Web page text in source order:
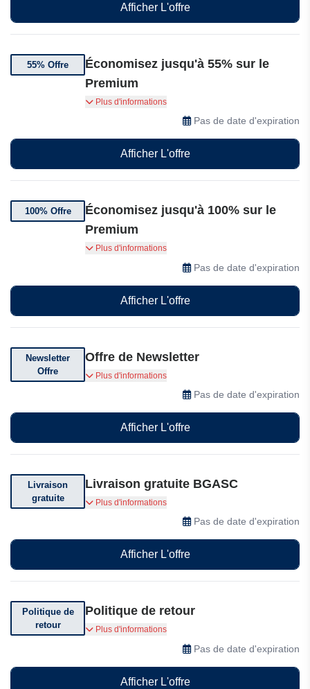
Afficher L'offre
55% Offre
Économisez jusqu'à 55% sur le
Premium
Jusqu'à 55% de réduction sur le Premium chez
Plus d'informations
Pas de date d'expiration
Afficher L'offre
100% Offre
Économisez jusqu'à 100% sur le
Premium
Jusqu'à 100% de réduction sur le Premium chez
Plus d'informations
Pas de date d'expiration
Afficher L'offre
Newsletter
Offre
Offre de Newsletter
Abonnez-vous à leur newsletter pour des
réductions exclusives, des offres et des
Plus d'informations
Pas de date d'expiration
Afficher L'offre
Livraison
gratuite
Livraison gratuite BGASC
Service rapide et efficace. Prix compétitifs.
Livraison gratuite à partir de $200, un vrai plus
Plus d'informations
Pas de date d'expiration
Afficher L'offre
Politique de
retour
Politique de retour
Vous pouvez retourner votre commande dans
les 5 jours suivant sa réception.
Plus d'informations
Pas de date d'expiration
Afficher L'offre